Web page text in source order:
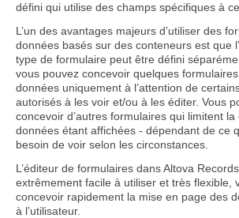
défini qui utilise des champs spécifiques à
L’un des avantages majeurs d’utiliser des
données basés sur des conteneurs est que
type de formulaire peut être défini
vous pouvez concevoir quelques
données uniquement à l’attention de
autorisés à les voir et/ou à les éditer. Vous
concevoir d’autres formulaires qui limitent la
données étant affichées - dépendant de ce
besoin de voir selon les circonstances.
L’éditeur de formulaires dans Altova
extrêmement facile à utiliser et très flexible,
concevoir rapidement la mise en page des
à l’utilisateur.